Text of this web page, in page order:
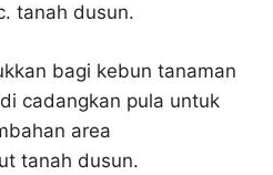
tanah dusun.
bagi kebun tanaman
cadangkan pula untuk
area
tanah dusun.